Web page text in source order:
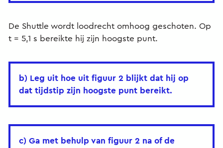
De Shuttle wordt loodrecht omhoog geschoten. Op
t = 5,1 s bereikte hij zijn hoogste punt.
b) Leg uit hoe uit figuur 2 blijkt dat hij op
dat tijdstip zijn hoogste punt bereikt.
c) Ga met behulp van figuur 2 na of de